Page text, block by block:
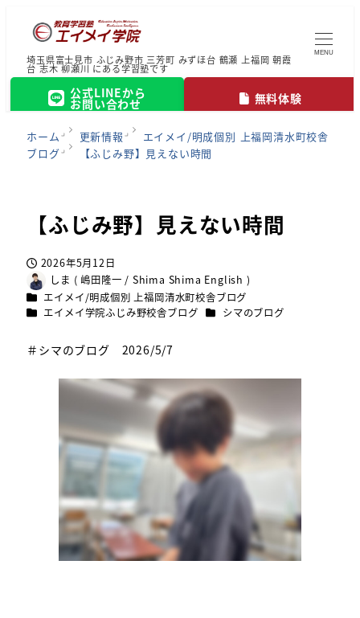
埼玉県富士見市 ふじみ野市 三芳町 みずほ台 鶴瀬 上福岡 朝霞
台 志木 柳瀬川 にある学習塾です
公式LINEから
お問い合わせ 無料体験
MENU
ホーム 更新情報
エイメイ/明成個別 上福岡清水町校舎
ブログ
【ふじみ野】見えない時間
【ふじみ野】見えない時間
投稿日2026年5月12日
著
者
しま ( 嶋田隆一 / Shima Shima English )
カテゴリー
エイメイ/明成個別 上福岡清水町校舎ブログ
カテゴリー
エイメイ学院ふじみ野校舎ブログ カテゴリー
シマのブログ
＃シマのブログ 2026/5/7